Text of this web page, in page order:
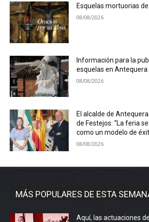
Esquelas mortuorias
08/08/2026
Información para la
esquelas en Antequera
08/08/2026
El alcalde de
de Festejos: “La feria
como un modelo de
08/08/2026
MÁS POPULARES DE ESTA
Aquí, las actuaciones